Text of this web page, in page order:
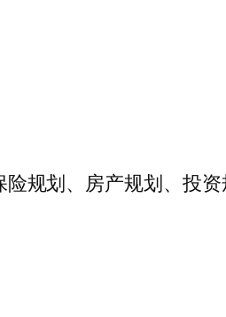
规划、房产规划、投